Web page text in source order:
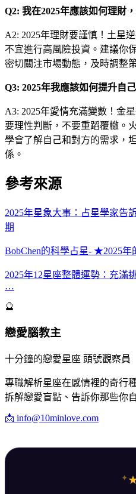
Q2: 我在2025年應該如何理財
A2: 2025年理財要謹慎！土星
不宜進行高風險投資。建議你
密切關注市場動態，及時調整
Q3: 2025年我應該如何提升自
A3: 2025年愛情充滿變數！金
要理性判斷，不要重蹈覆轍。
學會了解自己和對方的需求，
係。
參考來源
2025年星象大事：占星學家告
期
BobChen的科學占星- ★2025年
2025年12星座整體運勢：充滿
…
🔮
戀愛腦教主
十分鐘的戀愛星座 頭號觀察員
專職解析星座在感情裡的奇行
拆解戀愛盲點、告訴你那些你
📩 info@10minlove.com
✦